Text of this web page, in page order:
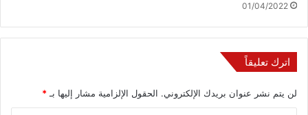
01/04/2022
اترك تعليقاً
لن يتم نشر عنوان بريدك الإلكتروني. الحقول الإلزامية مشار إليها بـ*